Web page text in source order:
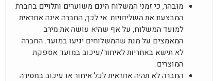
מובהר, כי זמני המשלוח הינם משוערים ותלויים בחברת
המבצעת את השליחויות. אי לכך, החברה אינה אחראית
למועד המשלוח, על אף שהיא עושה את מירב
המאמצים על מנת שהמשלוחים יגיעו במועד. החברה
לא תישא באחריות לאיחור/עיכוב במועד אספקת
המוצרים.
החברה לא תהיה אחראית לכל איחור או עיכוב במסירה